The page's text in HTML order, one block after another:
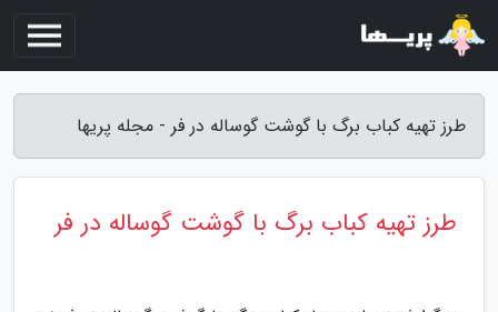
طرز تهیه کباب برگ با گوشت گوساله در فر - مجله پریها
طرز تهیه کباب برگ با گوشت گوساله در فر